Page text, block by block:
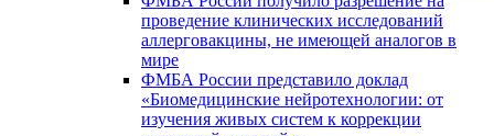
проведение клинических исследований
аллерговакцины, не имеющей аналогов в
мире
ФМБА России представило доклад
«Биомедицинские нейротехнологии: от
изучения живых систем к коррекции